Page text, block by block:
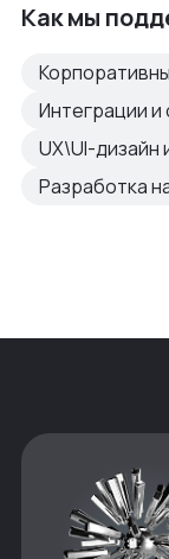
Как мы
Интеграции и
UX\UI-дизайн
Разработка